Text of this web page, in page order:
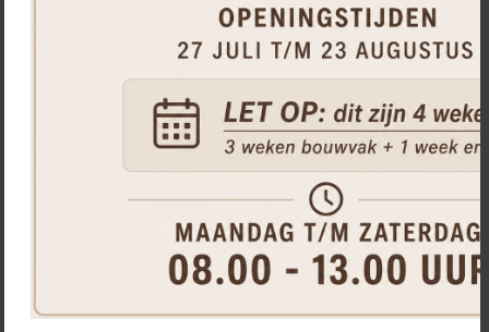
4.8 /5
Persoonlijk advies van vakspecialisten